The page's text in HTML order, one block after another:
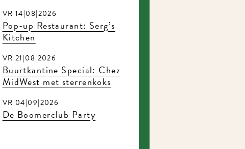
VR 14|08|2026
Pop-up Restaurant: Serg’s
Kitchen
VR 21|08|2026
Buurtkantine Special: Chez
MidWest met sterrenkoks
VR 04|09|2026
De Boomerclub Party